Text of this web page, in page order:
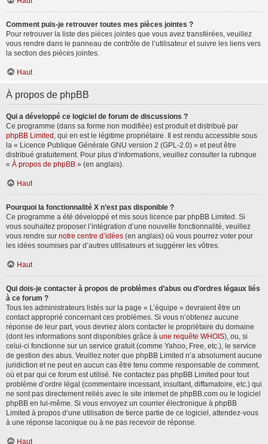
Comment puis-je retrouver toutes mes pièces jointes ?
Pour retrouver la liste des pièces jointes que vous avez transférées, veuillez
vous rendre dans le panneau de contrôle de l’utilisateur et suivre les liens vers
la section des pièces jointes.
Haut
À propos de phpBB
Qui a développé ce logiciel de forum de discussions ?
Ce programme (dans sa forme non modifiée) est produit et distribué par
phpBB Limited , qui en est le légitime propriétaire. Il est rendu accessible sous
la « Licence Publique Générale GNU version 2 (GPL-2.0) » et peut être
distribué gratuitement. Pour plus d’informations, veuillez consulter la rubrique
« À propos de phpBB » (en anglais).
Haut
Pourquoi la fonctionnalité X n’est pas disponible ?
Ce programme a été développé et mis sous licence par phpBB Limited. Si
vous souhaitez proposer l’intégration d’une nouvelle fonctionnalité, veuillez
vous rendre sur notre centre d’idées (en anglais) où vous pourrez voter pour
les idées soumises par d’autres utilisateurs et suggérer les vôtres.
Haut
Qui dois-je contacter à propos de problèmes d’abus ou d’ordres légaux liés
à ce forum ?
Tous les administrateurs listés sur la page « L’équipe » devraient être un
contact approprié concernant ces problèmes. Si vous n’obtenez aucune
réponse de leur part, vous devriez alors contacter le propriétaire du domaine
(dont les informations sont disponibles grâce à une requête WHOIS), ou, si
celui-ci fonctionne sur un service gratuit (comme Yahoo, Free, etc.), le service
de gestion des abus. Veuillez noter que phpBB Limited n’a absolument aucune
juridiction et ne peut en aucun cas être tenu comme responsable de comment,
où et par qui ce forum est utilisé. Ne contactez pas phpBB Limited pour tout
problème d’ordre légal (commentaire incessant, insultant, diffamatoire, etc.) qui
ne sont pas directement reliés avec le site internet de phpBB.com ou le logiciel
phpBB en lui-même. Si vous envoyez un courrier électronique à phpBB
Limited à propos d’une utilisation de tierce partie de ce logiciel, attendez-vous
à une réponse laconique ou à ne pas recevoir de réponse.
Haut